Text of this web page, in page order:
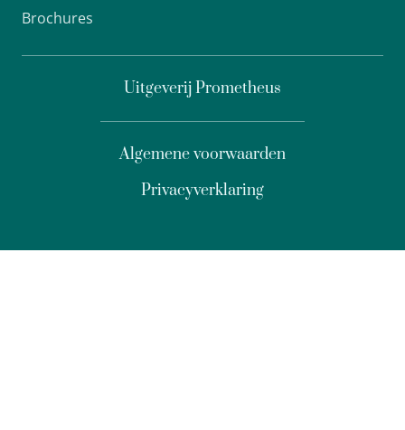
Brochures
Uitgeverij Prometheus
Privacyverklaring
Algemene voorwaarden